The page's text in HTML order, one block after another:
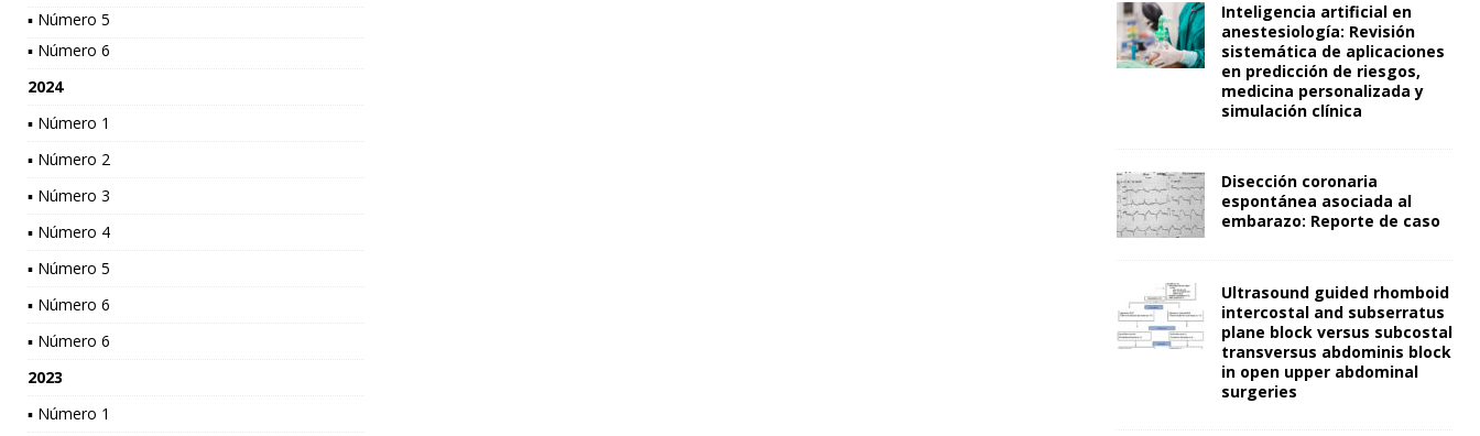
▪ Número 5
▪ Número 6
2024
▪ Número 1
▪ Número 2
▪ Número 3
▪ Número 4
▪ Número 5
▪ Número 6
▪ Número 6
2023
▪ Número 1
Inteligencia artificial en
anestesiología: Revisión
sistemática de aplicaciones
en predicción de riesgos,
medicina personalizada y
simulación clínica
Disección coronaria
espontánea asociada al
embarazo: Reporte de caso
Ultrasound guided rhomboid
intercostal and subserratus
plane block versus subcostal
transversus abdominis block
in open upper abdominal
surgeries